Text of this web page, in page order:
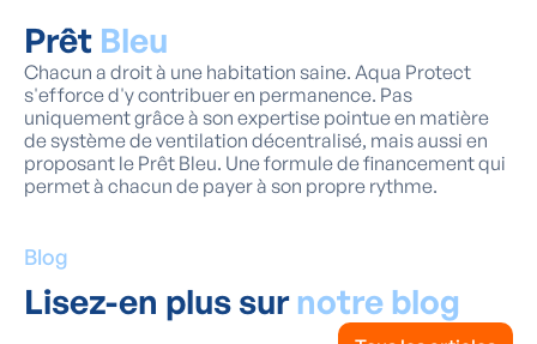
Prêt Bleu
Chacun a droit à une habitation saine. Aqua Protect
s'efforce d'y contribuer en permanence. Pas
uniquement grâce à son expertise pointue en matière
de système de ventilation décentralisé, mais aussi en
proposant le Prêt Bleu. Une formule de financement qui
permet à chacun de payer à son propre rythme.
Blog
Lisez-en plus surnotre blog